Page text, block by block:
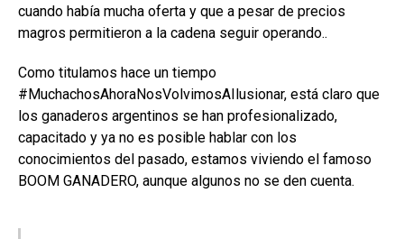
cuando había mucha oferta y que a pesar de precios
magros permitieron a la cadena seguir operando..
Como titulamos hace un tiempo
#MuchachosAhoraNosVolvimosAIlusionar, está claro que
los ganaderos argentinos se han profesionalizado,
capacitado y ya no es posible hablar con los
conocimientos del pasado, estamos viviendo el famoso
BOOM GANADERO, aunque algunos no se den cuenta.